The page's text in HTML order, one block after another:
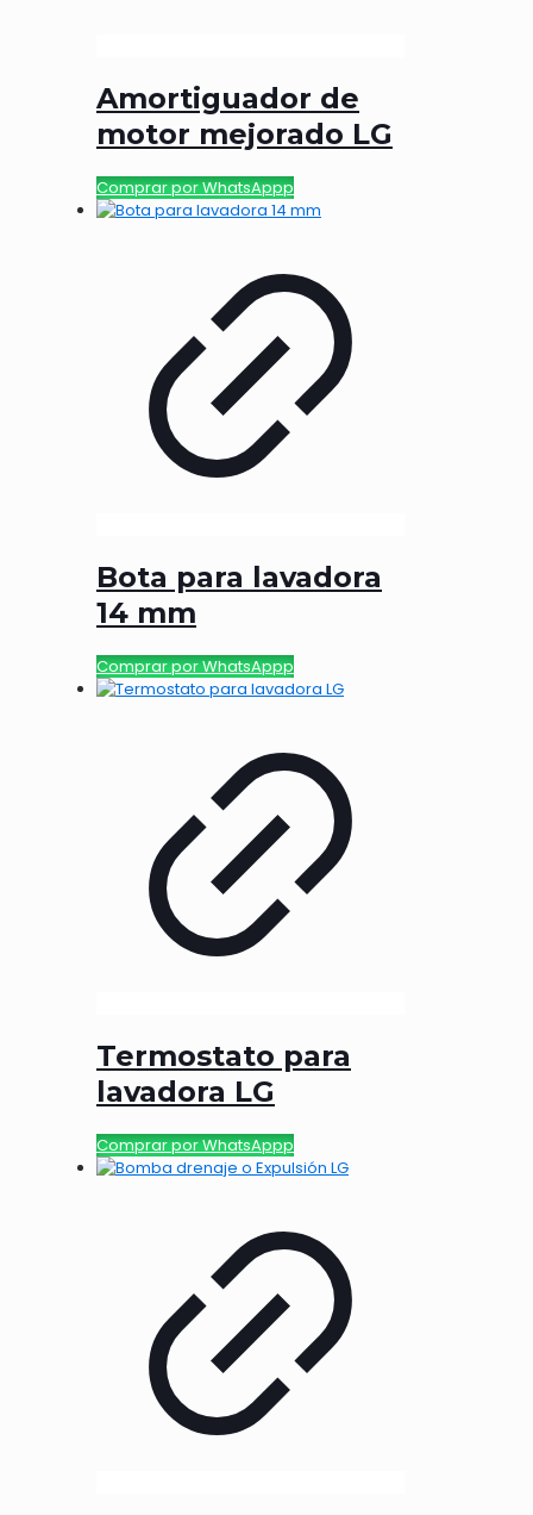
Amortiguador de
motor mejorado LG
Comprar por WhatsAppp
Bota para lavadora
14 mm
Comprar por WhatsAppp
Termostato para
lavadora LG
Comprar por WhatsAppp